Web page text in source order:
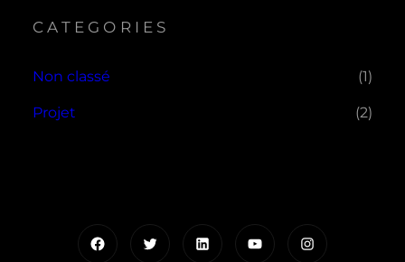
CATEGORIES
Non classé (1)
Projet (2)
FacebookTwitterLinkedInYouTubeInstagram